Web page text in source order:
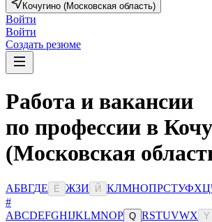
Кочугино (Московская область)
Войти
Войти
Создать резюме
Работа и вакансии
по профессии в
(Московская
АБВГДЕ Ё ЖЗИ Й КЛМНОПРСТУФХЦ
#
ABCDEFGHIJKLMNOP Q RSTUVWX Y